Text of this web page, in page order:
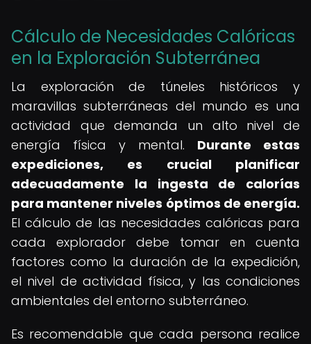
Cálculo de Necesidades Calóricas
en la Exploración Subterránea
La exploración de túneles históricos y
maravillas subterráneas del mundo es una
actividad que demanda un alto nivel de
energía física y mental. Durante estas
expediciones, es crucial planificar
adecuadamente la ingesta de calorías
para mantener niveles óptimos de energía.
El cálculo de las necesidades calóricas para
cada explorador debe tomar en cuenta
factores como la duración de la expedición,
el nivel de actividad física, y las condiciones
ambientales del entorno subterráneo.
Es recomendable que cada persona realice